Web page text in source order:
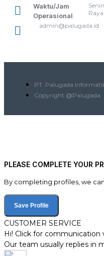
Waktu/Jam
Operasional
admin@palugada.id
PT. Palugada
Copyright @Palugada
PLEASE COMPLETE YOUR
By completing profiles, we
Save Profile
CUSTOMER SERVICE
Hi! Click for communication
Our team usually replies in